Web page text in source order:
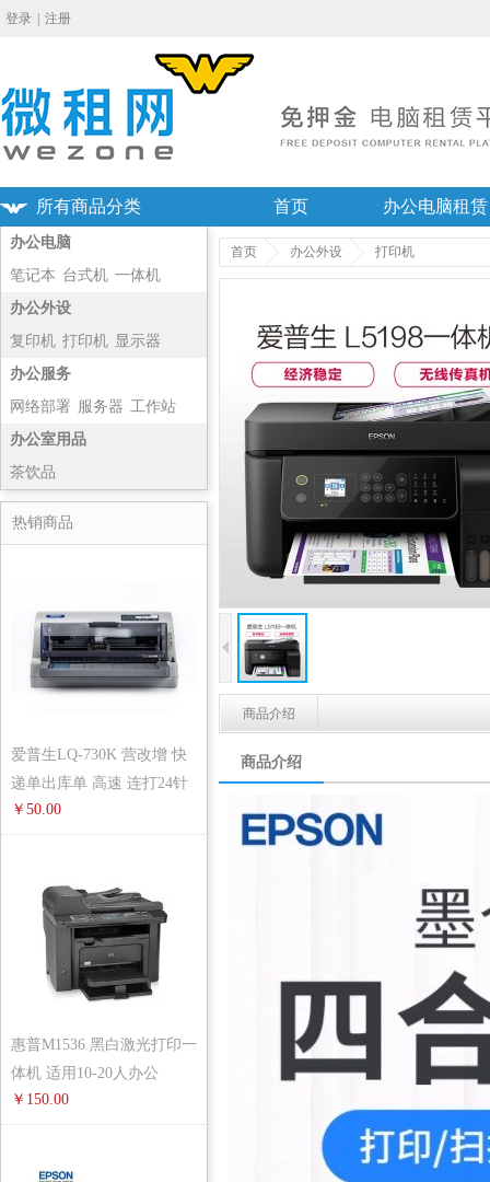
登录 注册
首页 办公电脑租赁
所有商品分类
办公电脑
笔记本 台式机 一体机
主机
办公外设
复印机 打印机 显示器
投影仪
办公服务
网络部署 服务器 工作站
净化器
办公室用品
茶饮品
热销商品
爱普生LQ-730K 营改增 快
递单出库单 高速 连打24针
针式
￥50.00
惠普M1536 黑白激光打印一
体机 适用10-20人办公
￥150.00
首页 办公外设 打印机
商品介绍
商品介绍